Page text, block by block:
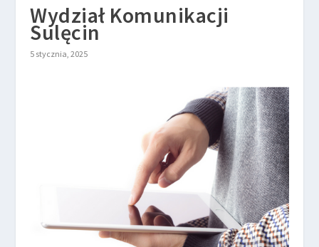
Wydział Komunikacji
Sulęcin
5 stycznia, 2025